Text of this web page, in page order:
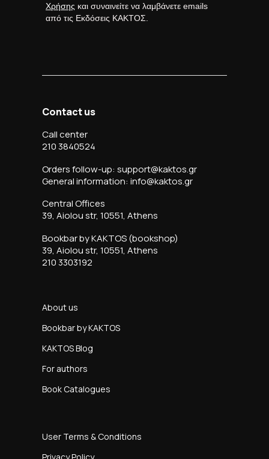
Χρήσης και συναινείτε να λαμβάνετε emails
από τις Εκδόσεις ΚΑΚΤΟΣ.
Contact us
Call center
210 3840524
Orders follow-up: support@kaktos.gr
General information: info@kaktos.gr
Central Offices
39, Aiolou str, 10551, Athens
Bookbar by KAKTOS (bookshop)
39, Aiolou str, 10551, Athens
210 3303192
About us
Bookbar by KAKTOS
KAKTOS Blog
For authors
Book Catalogues
User Terms & Conditions
Privacy Policy